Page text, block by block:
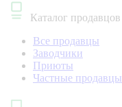
Каталог продавцов
Все продавцы
Заводчики
Приюты
Частные продавцы